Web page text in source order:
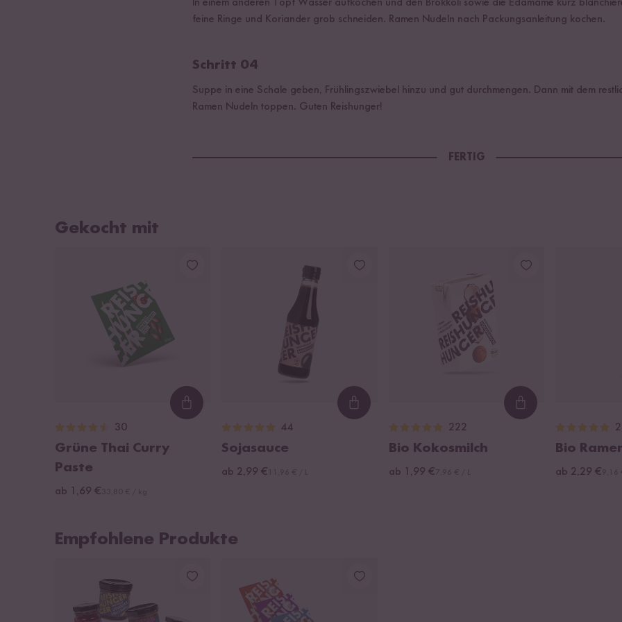
In einem anderen Topf Wasser aufkochen und den Brokkoli sowie die Edamame kurz
feine Ringe und Koriander grob schneiden. Ramen Nudeln nach Packungsanleitung kochen.
Schritt 04
Suppe in eine Schale geben, Frühlingszwiebel hinzu und gut durchmengen. Dann mit dem
Ramen Nudeln toppen. Guten Reishunger!
FERTIG
Gekocht mit
Loading...
30
Grüne Thai Curry
Paste
ab 1,69 €
Loading...
44
Sojasauce
ab 2,99 €
Loading...
222
Bio Kokosmilch
ab 1,99 €
Bio
ab 2,29 €
Empfohlene Produkte